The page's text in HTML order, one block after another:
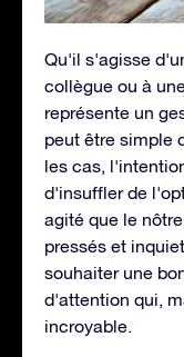
Qu'il s'agisse
collègue ou à
représente un
peut être simple
les cas,
d'insuffler de
agité que le
pressés et
souhaiter une
d'attention qui,
incroyable.